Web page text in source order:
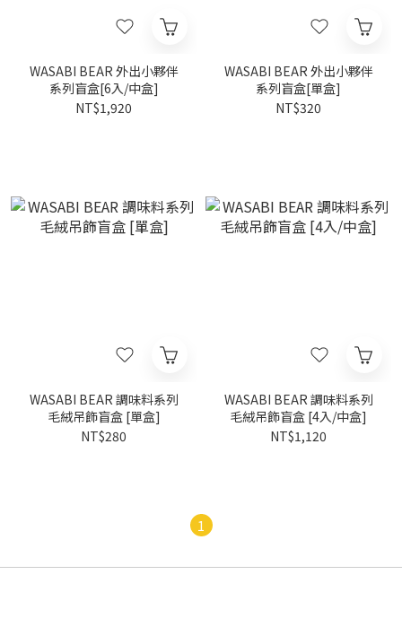
WASABI BEAR 外出小夥伴
系列盲盒[6入/中盒]
NT$1,920
WASABI BEAR 外出小夥伴
系列盲盒[單盒]
NT$320
WASABI BEAR 調味料系列
毛絨吊飾盲盒 [單盒]
NT$280
WASABI BEAR 調味料系列
毛絨吊飾盲盒 [4入/中盒]
NT$1,120
1